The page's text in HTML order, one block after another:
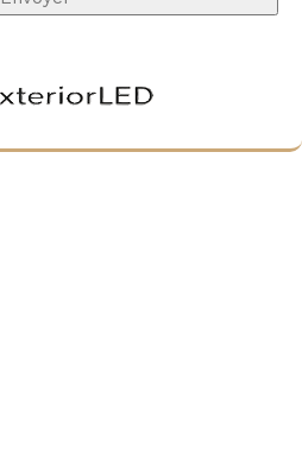
lui permet de s’intégrer
environnements
élégante et technique,
qui souhaitent un